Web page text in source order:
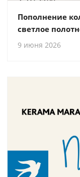
Пополнение
светлое
9 июня 2026